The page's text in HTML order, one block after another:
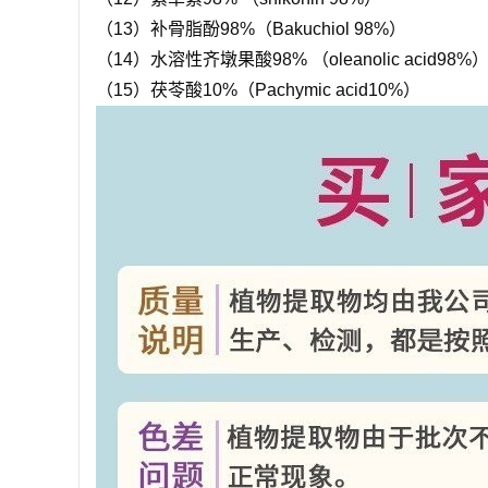
（13）补骨脂酚98%（Bakuchiol 98%）
（14）水溶性齐墩果酸98% （oleanolic acid98%）
（15）茯苓酸10%（Pachymic acid10%）